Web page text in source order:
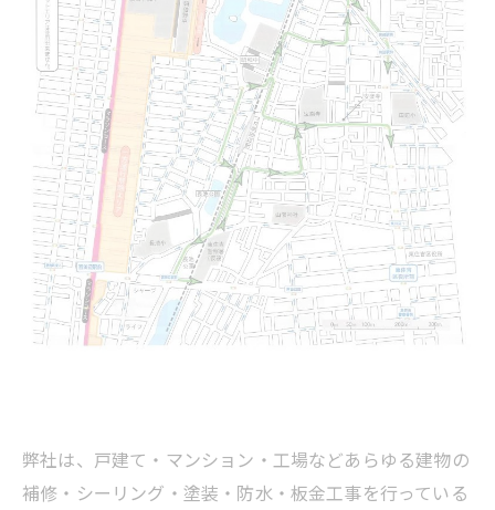
弊社は、戸建て・マンション・工場などあらゆる建物の
補修・シーリング・塗装・防水・板金工事を行っている